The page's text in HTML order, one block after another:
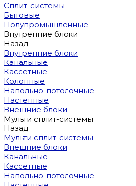
Сплит-системы
Бытовые
Полупромышленные
Внутренние блоки
Назад
Внутренние блоки
Канальные
Кассетные
Колонные
Напольно-потолочные
Настенные
Внешние блоки
Мульти сплит-системы
Назад
Мульти сплит-системы
Внешние блоки
Канальные
Кассетные
Напольно-потолочные